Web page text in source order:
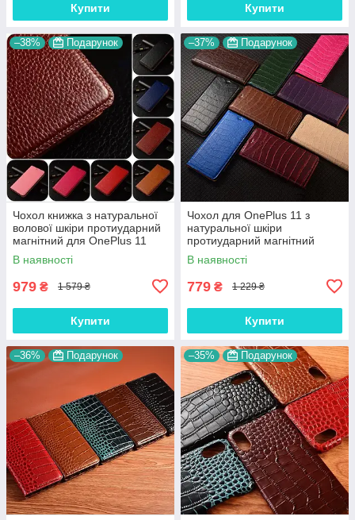
Купити Купити
–38% Подарунок
Чохол книжка з натуральної
волової шкіри протиударний
магнітний для OnePlus 11
"BULL"
В наявності
979 ₴ 1 579 ₴
Купити
–37% Подарунок
Чохол для OnePlus 11 з
натуральної шкіри
протиударний магнітний
книжка з підставкою "LUXOR"
В наявності
779 ₴ 1 229 ₴
Купити
–36% Подарунок –35% Подарунок